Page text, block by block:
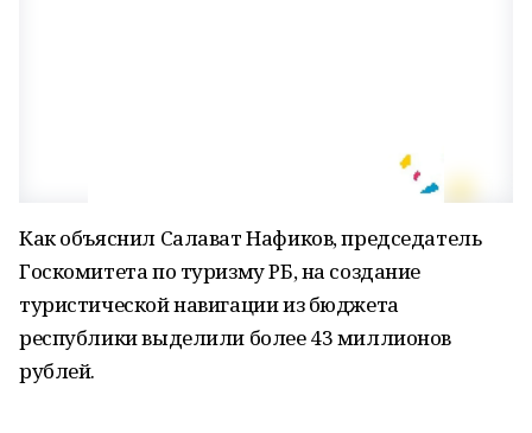
Как объяснил Салават Нафиков, председатель
Госкомитета по туризму РБ, на создание
туристической навигации из бюджета
республики выделили более 43 миллионов
рублей.